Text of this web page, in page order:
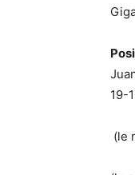
19-
(le